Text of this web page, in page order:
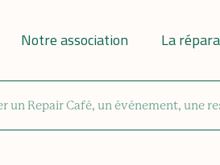
Notre association La